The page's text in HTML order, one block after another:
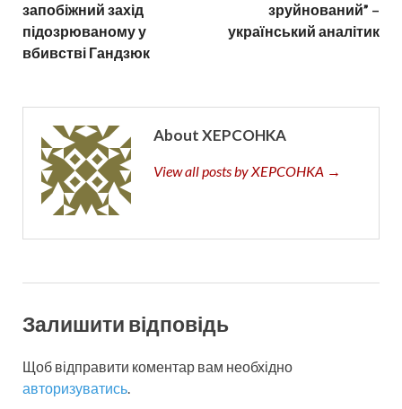
запобіжний захід
підозрюваному у
вбивстві Гандзюк
зруйнований” –
український аналітик
About XEPCOHKA
View all posts by XEPCOHKA →
Залишити відповідь
Щоб відправити коментар вам необхідно
авторизуватись.